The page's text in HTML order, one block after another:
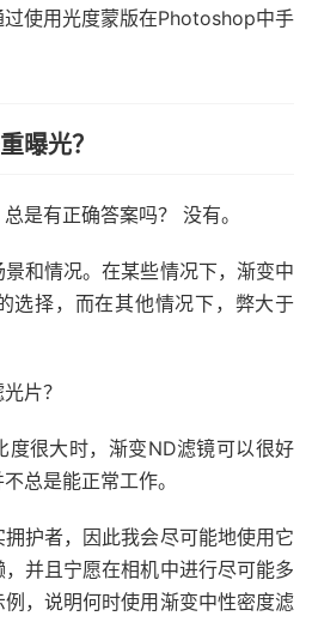
使用光度蒙版在Photoshop中手
曝光？
是有正确答案吗？ 没有。
和情况。在某些情况下，渐变中
选择，而在其他情况下，弊大于
片？
度很大时，渐变ND滤镜可以很好
总是能正常工作。
护者，因此我会尽可能地使用它
并且宁愿在相机中进行尽可能多
，说明何时使用渐变中性密度滤